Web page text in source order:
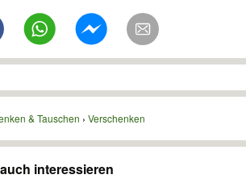
& Tauschen Verschenken
interessieren